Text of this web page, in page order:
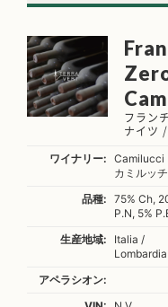
フラン
ナイツ
ワイナリー:
Camilucci
カミルッチ
品種:
75% Ch,
P.N, 5%
生産地域:
Italia /
Lombardia
アペラシオン: